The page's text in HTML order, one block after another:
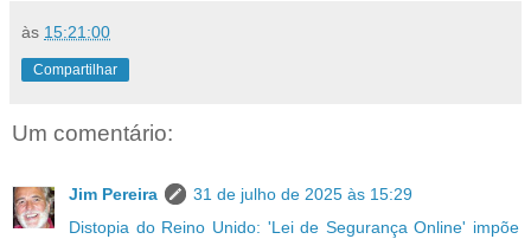
às 15:21:00
Compartilhar
Um comentário:
Jim Pereira
31 de julho de 2025 às 15:29
Distopia do Reino Unido: 'Lei de Segurança Online' impõe